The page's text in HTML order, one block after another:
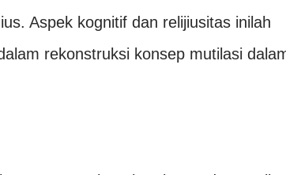
Aspek kognitif dan relijiusitas inilah
rekonstruksi konsep mutilasi